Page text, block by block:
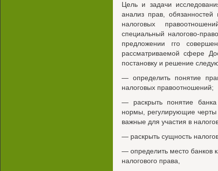
Цель и задачи
анализ прав, обязанностей
налоговых
специальный налогово-
предложении гго
рассматриваемой сфере
постановку и решение
— определить понятие
налоговых правоотношений;
— раскрыть понятие банка
нормы, регулирующие черты
важные для участия в
— раскрыть сущность
— определить место банков
налогового права,